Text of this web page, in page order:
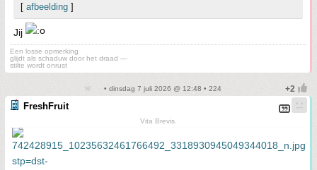
[ afbeelding ]
Jij
Een losse opmerking
glijdt als schaduw door het draad —
stilte wordt onrust
• dinsdag 7 juli 2026 @ 12:48 • 224
FreshFruit
Vita Brevis.